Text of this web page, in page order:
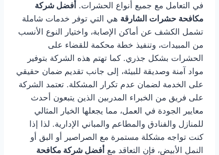
في التعامل مع جميع أنواع الحشرات. أفضل شركة
مكافحة حشرات الشارقة هي التي توفر خدمات شاملة
تشمل الكشف عن أماكن الإصابة، واختيار النوع الأنسب
من المبيدات، وتنفيذ خطة محكمة للقضاء على
الحشرات بشكل جذري. كما تهتم هذه الشركة بتوفير
مواد آمنة وصديقة للبيئة، إلى جانب تقديم ضمان حقيقي
على الخدمة لضمان عدم تكرار المشكلة. تعتمد الشركة
على فريق من الخبراء المدربين الذين يتبعون أحدث
معايير الجودة في العمل، مما يجعلها الخيار المثالي
للمنازل والفنادق والمطاعم والمباني الإدارية. لذا إذا
كنت تواجه مشكلة مستمرة مع الصراصير أو البق أو
النمل الأبيض، فإن التعاقد مع أفضل شركة مكافحة